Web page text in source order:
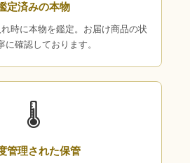
定済みの本物
時に本物を鑑定。お届け商品の状
に確認しております。
🌡
管理された保管